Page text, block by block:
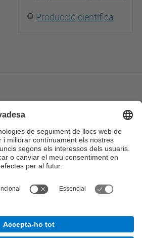
Producció científica
i Control de Sistemes